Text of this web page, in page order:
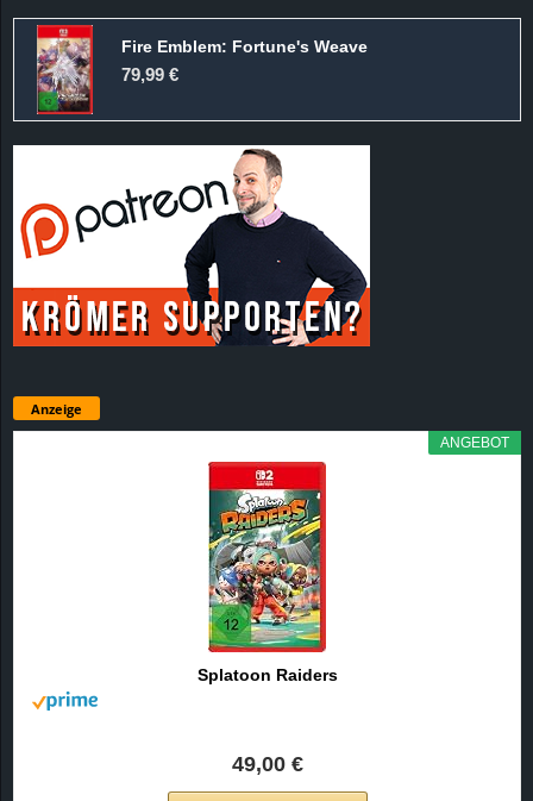
Fire Emblem: Fortune's Weave
79,99 €
Anzeige
ANGEBOT
Splatoon Raiders
49,00 €